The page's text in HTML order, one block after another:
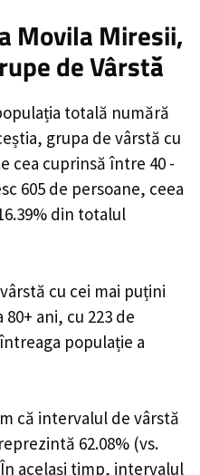
Movila Miresii,
de Vârstă
totală numără
grupa de vârstă cu
cea cuprinsă între 40 -
605 de persoane, ceea
din totalul
cu cei mai puțini
ani, cu 223 de
populație a
că intervalul de vârstă
62.08% (vs.
același timp, intervalul